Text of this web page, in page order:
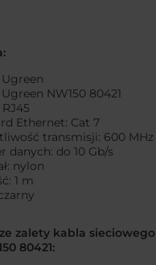
Ugreen
NW150 80421
RJ45
Ethernet: Cat 7
transmisji: 600 MHz
danych: do 10 Gb/s
nylon
1 m
zalety kabla sieciowego
80421: